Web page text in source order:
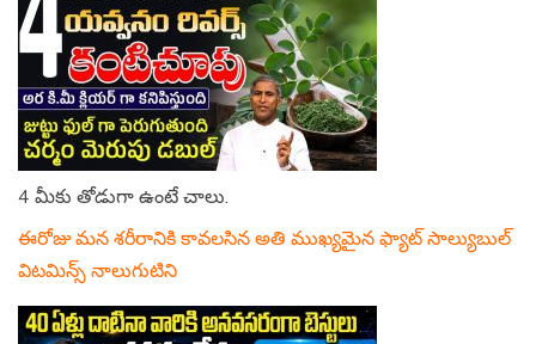
4 మీకు తోడుగా ఉంటే చాలు.
ఈరోజు మన శరీరానికి కావలసిన అతి ముఖ్యమైన ఫ్యాట్ సాల్యుబుల్
విటమిన్స్ నాలుగుటిని